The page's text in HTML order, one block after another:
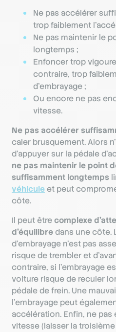
Ne pas accélérer
trop faiblement
Ne pas maintenir le
longtemps ;
Enfoncer trop
contraire, trop
d’embrayage ;
Ou encore ne pas
vitesse.
Ne pas accélérer
caler brusquement. Alors
d’appuyer sur la pédale
ne pas maintenir le point
suffisamment longtemps
véhiculeet peut
côte.
Il peut êtrecomplexe
d’équilibredans une côte.
d’embrayage n’est pas
risque de trembler et
contraire, si l’embrayage
voiture risque de reculer
pédale de frein. Une
l’embrayage peut
accélération. Enfin, ne
vitesse (laisser la